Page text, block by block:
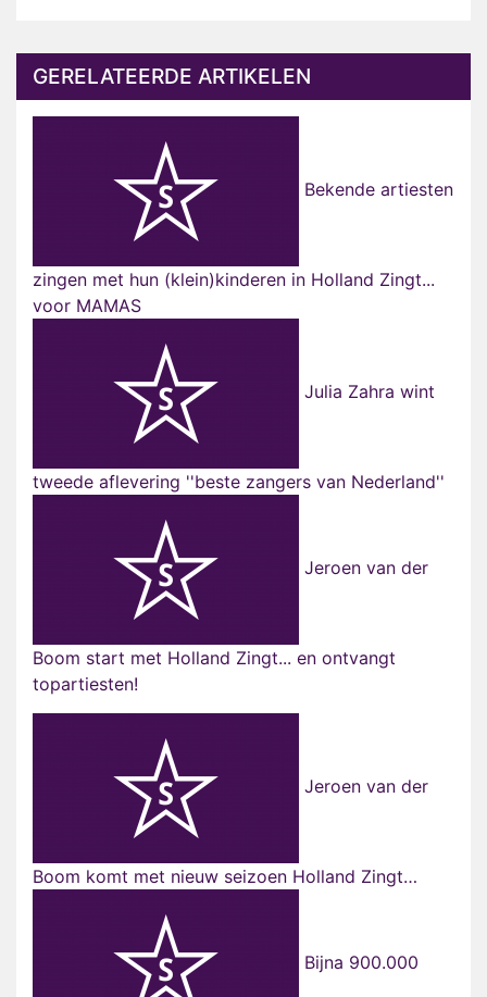
GERELATEERDE ARTIKELEN
Bekende artiesten
zingen met hun (klein)kinderen in Holland Zingt...
voor MAMAS
Julia Zahra wint
tweede aflevering ''beste zangers van Nederland''
Jeroen van der
Boom start met Holland Zingt... en ontvangt
topartiesten!
Jeroen van der
Boom komt met nieuw seizoen Holland Zingt…
Bijna 900.000